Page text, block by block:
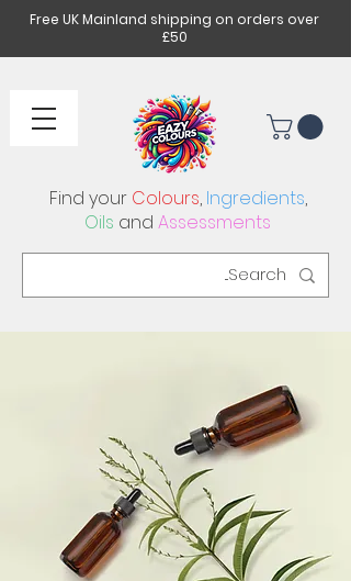
Find your Colours, Ingredients,
Oils and Assessments
Free UK Mainland shipping on orders over
£50